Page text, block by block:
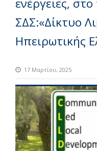
ενέργειες,
ΣΔΣ:«Δίκτυο
Ηπειρωτικής
17 Μαρτίου, 2025